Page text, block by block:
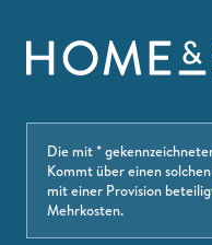
Die mit *
Kommt über einen
mit einer Provision
Mehrkosten.